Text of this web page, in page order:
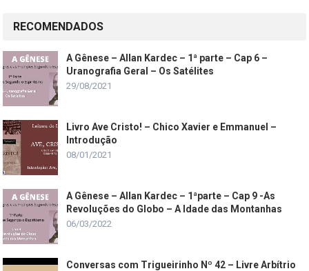
RECOMENDADOS
A Gênese – Allan Kardec – 1ª parte – Cap 6 –
Uranografia Geral – Os Satélites
29/08/2021
Livro Ave Cristo! – Chico Xavier e Emmanuel –
Introdução
08/01/2021
A Gênese – Allan Kardec – 1ªparte – Cap 9 -As
Revoluções do Globo – A Idade das Montanhas
06/03/2022
Conversas com Trigueirinho Nº 42 – Livre Arbítrio